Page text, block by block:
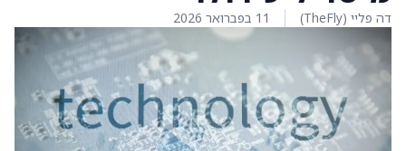
דה פליי (TheFly) 11 בפברואר 2026